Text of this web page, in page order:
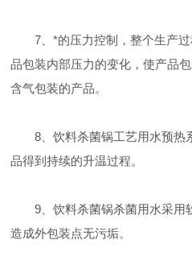
7、*的压力控制，整个生产过
品包装内部压力的变化，使产品
含气包装的产品。
8、饮料杀菌锅工艺用水预热
品得到持续的升温过程。
9、饮料杀菌锅杀菌用水采用
造成外包装点无污垢。